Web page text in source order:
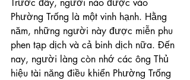
Trước đây, người nào được vào
Phường Trống là một vinh hạnh. Hằng
năm, những người này được miễn phu
phen tạp dịch và cả binh dịch nữa. Đến
nay, người làng còn nhớ các ông Thủ
hiệu tài năng điều khiển Phường Trống